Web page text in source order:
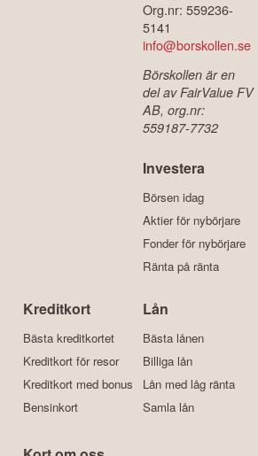
Org.nr: 559236-
5141
info@borskollen.se
Börskollen är en
del av FairValue FV
AB, org.nr:
559187-7732
Investera
Börsen idag
Aktier för nybörjare
Fonder för nybörjare
Ränta på ränta
Kreditkort
Bästa kreditkortet
Kreditkort för resor
Kreditkort med bonus
Bensinkort
Lån
Bästa lånen
Billiga lån
Lån med låg ränta
Samla lån